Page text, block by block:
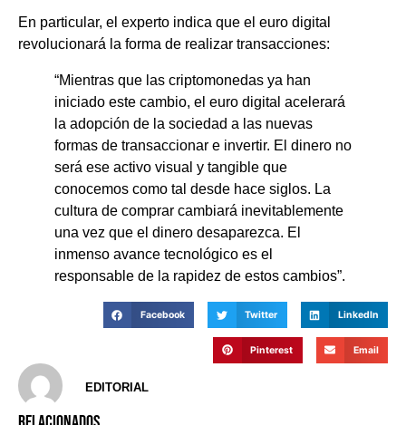
En particular, el experto indica que el euro digital
revolucionará la forma de realizar transacciones:
“Mientras que las criptomonedas ya han
iniciado este cambio, el euro digital acelerará
la adopción de la sociedad a las nuevas
formas de transaccionar e invertir. El dinero no
será ese activo visual y tangible que
conocemos como tal desde hace siglos. La
cultura de comprar cambiará inevitablemente
una vez que el dinero desaparezca. El
inmenso avance tecnológico es el
responsable de la rapidez de estos cambios”.
Facebook Twitter LinkedIn
Pinterest Email
EDITORIAL